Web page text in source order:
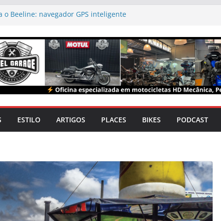
o Beeline: navegador GPS inteligente
websérie documental sobre skatista e
alta: Festival Moto Brasil transforma o Rio
dos apaixonados por duas rodas
o Triumph Originals 2025 com projeto
em São Paulo
ESTILO ARTIGOS PLACES BIKES PODCAST